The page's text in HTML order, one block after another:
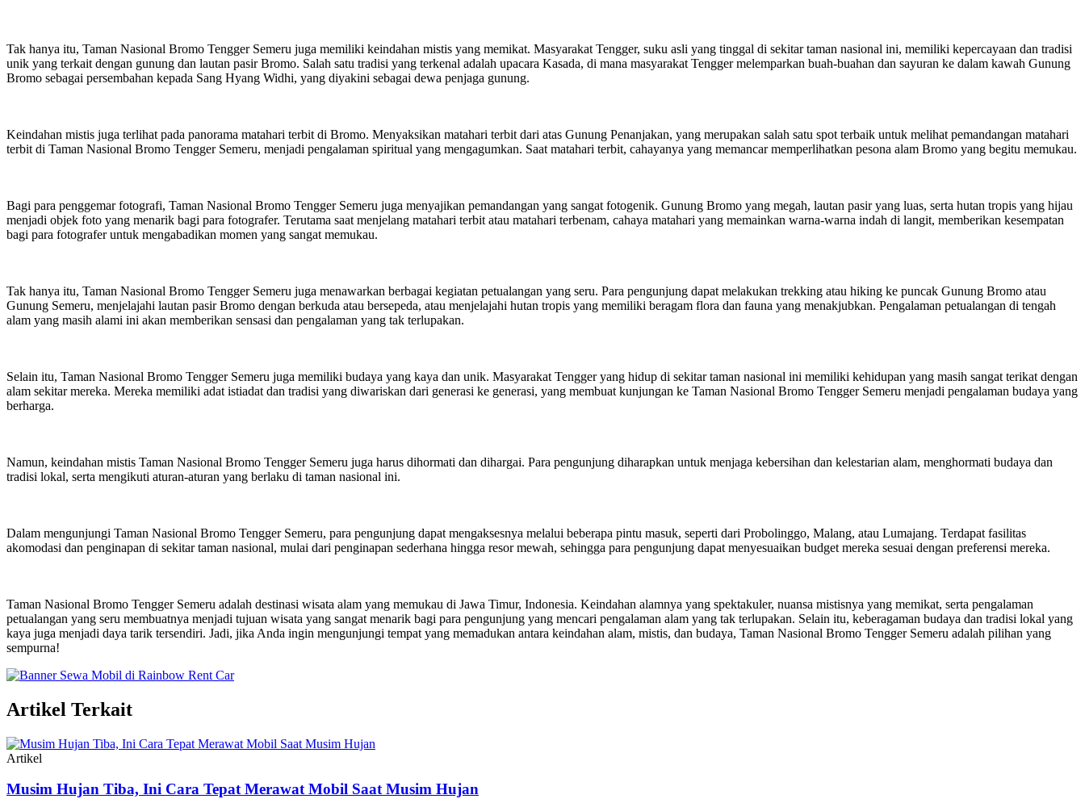
Tak hanya itu, Taman Nasional Bromo Tengger Semeru juga memiliki keindahan mistis yang memikat. Masyarakat Tengger, suku asli yang tinggal di sekitar taman nasional ini, memiliki kepercayaan dan tradisi
unik yang terkait dengan gunung dan lautan pasir Bromo. Salah satu tradisi yang terkenal adalah upacara Kasada, di mana masyarakat Tengger melemparkan buah-buahan dan sayuran ke dalam kawah Gunung
Bromo sebagai persembahan kepada Sang Hyang Widhi, yang diyakini sebagai dewa penjaga gunung.
Keindahan mistis juga terlihat pada panorama matahari terbit di Bromo. Menyaksikan matahari terbit dari atas Gunung Penanjakan, yang merupakan salah satu spot terbaik untuk melihat pemandangan matahari
terbit di Taman Nasional Bromo Tengger Semeru, menjadi pengalaman spiritual yang mengagumkan. Saat matahari terbit, cahayanya yang memancar memperlihatkan pesona alam Bromo yang begitu memukau.
Bagi para penggemar fotografi, Taman Nasional Bromo Tengger Semeru juga menyajikan pemandangan yang sangat fotogenik. Gunung Bromo yang megah, lautan pasir yang luas, serta hutan tropis yang hijau
menjadi objek foto yang menarik bagi para fotografer. Terutama saat menjelang matahari terbit atau matahari terbenam, cahaya matahari yang memainkan warna-warna indah di langit, memberikan kesempatan
bagi para fotografer untuk mengabadikan momen yang sangat memukau.
Tak hanya itu, Taman Nasional Bromo Tengger Semeru juga menawarkan berbagai kegiatan petualangan yang seru. Para pengunjung dapat melakukan trekking atau hiking ke puncak Gunung Bromo atau
Gunung Semeru, menjelajahi lautan pasir Bromo dengan berkuda atau bersepeda, atau menjelajahi hutan tropis yang memiliki beragam flora dan fauna yang menakjubkan. Pengalaman petualangan di tengah
alam yang masih alami ini akan memberikan sensasi dan pengalaman yang tak terlupakan.
Selain itu, Taman Nasional Bromo Tengger Semeru juga memiliki budaya yang kaya dan unik. Masyarakat Tengger yang hidup di sekitar taman nasional ini memiliki kehidupan yang masih sangat terikat dengan
alam sekitar mereka. Mereka memiliki adat istiadat dan tradisi yang diwariskan dari generasi ke generasi, yang membuat kunjungan ke Taman Nasional Bromo Tengger Semeru menjadi pengalaman budaya yang
berharga.
Namun, keindahan mistis Taman Nasional Bromo Tengger Semeru juga harus dihormati dan dihargai. Para pengunjung diharapkan untuk menjaga kebersihan dan kelestarian alam, menghormati budaya dan
tradisi lokal, serta mengikuti aturan-aturan yang berlaku di taman nasional ini.
Dalam mengunjungi Taman Nasional Bromo Tengger Semeru, para pengunjung dapat mengaksesnya melalui beberapa pintu masuk, seperti dari Probolinggo, Malang, atau Lumajang. Terdapat fasilitas
akomodasi dan penginapan di sekitar taman nasional, mulai dari penginapan sederhana hingga resor mewah, sehingga para pengunjung dapat menyesuaikan budget mereka sesuai dengan preferensi mereka.
Taman Nasional Bromo Tengger Semeru adalah destinasi wisata alam yang memukau di Jawa Timur, Indonesia. Keindahan alamnya yang spektakuler, nuansa mistisnya yang memikat, serta pengalaman
petualangan yang seru membuatnya menjadi tujuan wisata yang sangat menarik bagi para pengunjung yang mencari pengalaman alam yang tak terlupakan. Selain itu, keberagaman budaya dan tradisi lokal yang
kaya juga menjadi daya tarik tersendiri. Jadi, jika Anda ingin mengunjungi tempat yang memadukan antara keindahan alam, mistis, dan budaya, Taman Nasional Bromo Tengger Semeru adalah pilihan yang
sempurna!
Artikel Terkait
Artikel
Musim Hujan Tiba, Ini Cara Tepat Merawat Mobil Saat Musim Hujan